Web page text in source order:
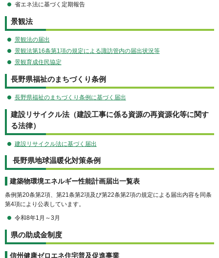
省エネ法に基づく定期報告
景観法
景観法の届出
景観法第16条第1項の規定による諏訪管内の届出状況等
景観育成住民協定
長野県福祉のまちづくり条例
長野県福祉のまちづくり条例に基づく届出
建設リサイクル法（建設工事に係る資源の再資源化等に関す
る法律）
建設リサイクル法に基づく届出
長野県地球温暖化対策条例
建築物環境エネルギー性能計画届出一覧表
条例第20条第2項、第21条第2項及び第22条第2項の規定による届出内容を同条
第4項により公表しています。
令和8年1月～3月
県の助成金制度
信州健康ゼロエネ住宅普及促進事業